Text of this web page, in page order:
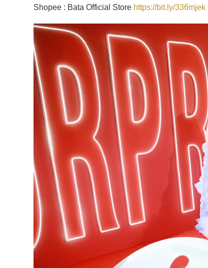
Shopee : Bata Official Store https://bit.ly/336mjek